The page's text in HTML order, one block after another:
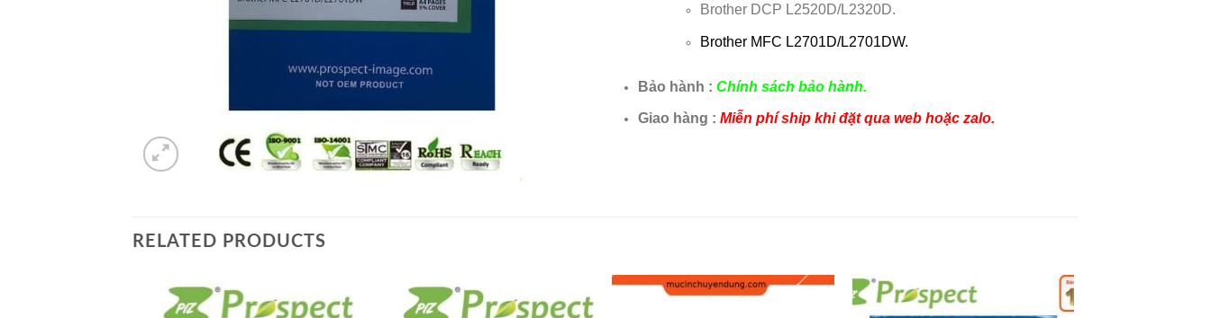
Brother DCP L2520D/L2320D.
Brother MFC L2701D/L2701DW.
Bảo hành : Chính sách bảo hành.
Giao hàng : Miễn phí ship khi đặt qua web hoặc zalo.
RELATED PRODUCTS